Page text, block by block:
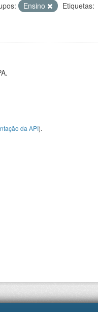
Ensino
Etiquetas:
da API).